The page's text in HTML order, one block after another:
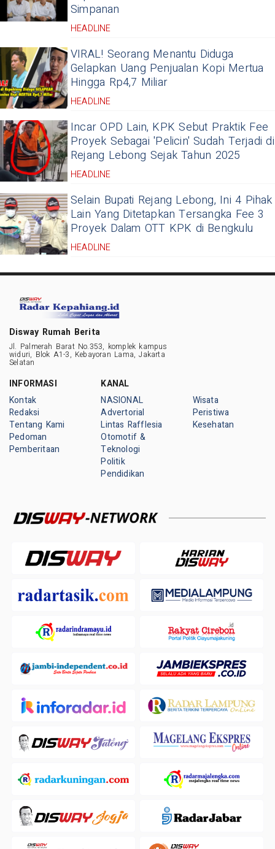
Simpanan
HEADLINE
VIRAL! Seorang Menantu Diduga
Gelapkan Uang Penjualan Kopi Mertua
Hingga Rp4,7 Miliar
HEADLINE
Incar OPD Lain, KPK Sebut Praktik Fee
Proyek Sebagai 'Pelicin' Sudah Terjadi di
Rejang Lebong Sejak Tahun 2025
HEADLINE
Selain Bupati Rejang Lebong, Ini 4 Pihak
Lain Yang Ditetapkan Tersangka Fee 3
Proyek Dalam OTT KPK di Bengkulu
HEADLINE
Disway Rumah Berita
Jl. Palmerah Barat No.353, komplek kampus
widuri, Blok A1-3, Kebayoran Lama, Jakarta
Selatan
INFORMASI
Kontak
Redaksi
Tentang Kami
Pedoman
Pemberitaan
KANAL
NASIONAL
Advertorial
Lintas Rafflesia
Otomotif &
Teknologi
Politik
Pendidikan
Wisata
Peristiwa
Kesehatan